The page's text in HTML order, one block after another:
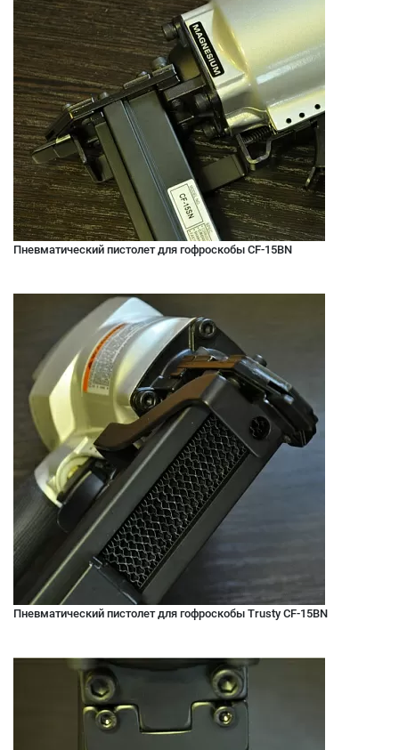
Пневматический пистолет для гофроскобы CF-15BN
Пневматический пистолет для гофроскобы Trusty CF-15BN